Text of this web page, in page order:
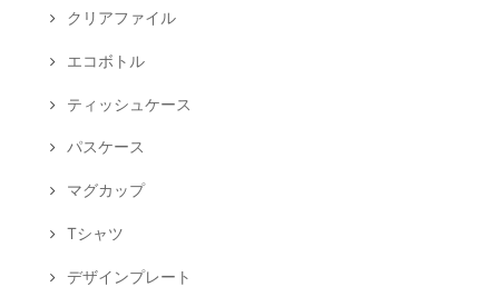
クリアファイル
エコボトル
ティッシュケース
パスケース
マグカップ
Tシャツ
デザインプレート